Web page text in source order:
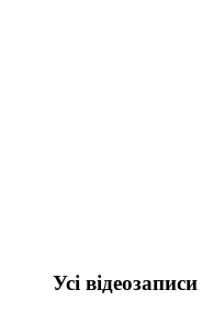
Усі відеозаписи